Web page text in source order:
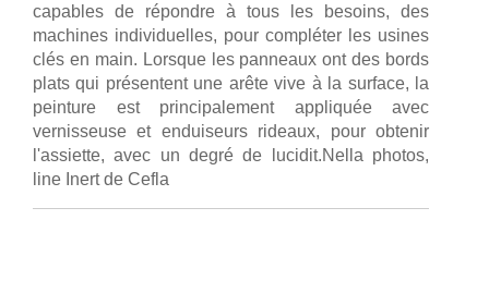
capables de répondre à tous les besoins, des
machines individuelles, pour compléter les usines
clés en main. Lorsque les panneaux ont des bords
plats qui présentent une arête vive à la surface, la
peinture est principalement appliquée avec
vernisseuse et enduiseurs rideaux, pour obtenir
l'assiette, avec un degré de lucidit.Nella photos,
line Inert de Cefla